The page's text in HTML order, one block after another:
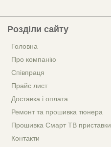
Розділи сайту
Головна
Про компанію
Співпраця
Прайс лист
Доставка і оплата
Ремонт та прошивка тюнера
Прошивка Смарт ТВ приставки
Контакти